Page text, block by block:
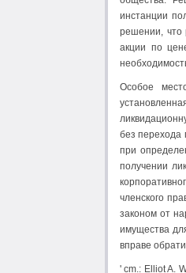
инстанции
решении, что
акции по
Особое
без перехода
при
получении
членского
законом от
имущества
вправе
' cm.: Elliot A.